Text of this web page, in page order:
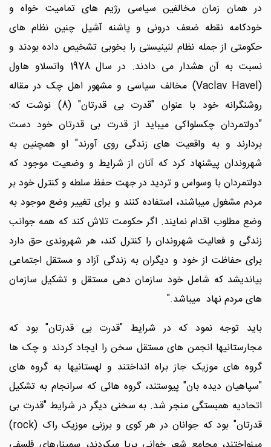
در همان زمان مخالفین سیاسی رژیم های تمامیت خواه و
خودکامه نقطه ضعف درونی و پاشنه آشیل چنین نظام های
حکومتی از جمله نظام لنینیستی را بخوبی تشخیص داده بودند و
نسبت به آن هشدار می دادند. در سال 1978 واتسلاو هاول
(Vaclav Havel) مخالف سیاسی و مشهور اهل چک در مقاله
روشنگرانه خود با عنوان "قدرت بی قدرتان" (8) نوشت که:
"دولتمردان چکسلواکی میباید از قدرت بی قدرتان خود دست
بردارند و به واقعیت های زندگی روی آورند" او همچنین به
شهروندان پیشنهاد کرد که آنان از شرایط و وضعیت موجود که
دولتمردان با وسواس و تردید در جهت حفظ سلطه و کنترل خود بر
مردم مشغول میباشند، استفاده کنند و برای تغییر وضع موجود به
وضع مطلوب اقدام نمایند. اگر حکومت تلاش کند که همه جوانب
زندگی و فعالیت شهروندان را کنترل کند، هر شهروندی حق دارد
برای حفاظت از خود و دیگران به زندگی آزاد و مستقل اجتماعی
بیاندیشد که شامل خود سازمان دهی مستقل و تشکیل سازمان
های مردم نهاد میباشد."
باید توجه نمود که در شرایط "قدرت بی قدرتان" بود که
مجارستانیها انجمن های مستقل سخن را ایجاد کردند و چک ها
گروه های موزیک جاز براه انداختند و لهستانیها به گروه های
"سپاهیان دیده بان" پیوستند، گروه هائی که سرانجام به تشکیل
اتحادیه همبستگی منجر شد. به سخنی دیگر در شرایط "قدرت بی
قدرتان" بود که جوانان در هر کوی و برزنی موزیک راک (rock)